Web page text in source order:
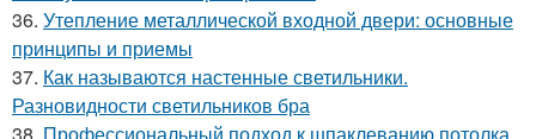
36. Утепление металлической входной двери: основные
принципы и приемы
37. Как называются настенные светильники.
Разновидности светильников бра